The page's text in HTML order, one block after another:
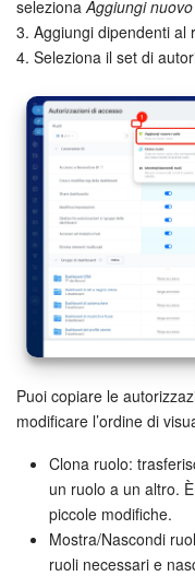
seleziona Aggiungi
3. Aggiungi dipendenti al
4. Seleziona il set di
Puoi copiare le
modificare l’ordine di
Clona ruolo:
un ruolo a un altro.
piccole modifiche.
Mostra/Nascondi
ruoli necessari e